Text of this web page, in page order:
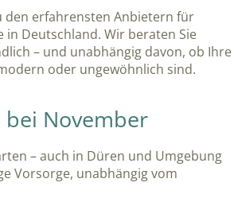
den erfahrensten Anbietern für
in Deutschland. Wir beraten Sie
– und unabhängig davon, ob Ihre
oder ungewöhnlich sind.
November
– auch in Düren und Umgebung
Vorsorge, unabhängig vom